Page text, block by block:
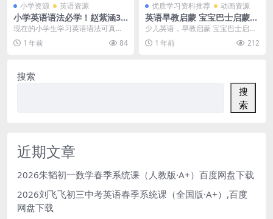
小学资源 英语资源
小学英语语法必学！赵紫涵30
讲视频+讲义网盘下载
现在的小学生学习英语语法可真是
越来越方便了！像《小学语法大全
（小高年级必学）》这...
1 年前 84
优质学习资料推荐 动画资源
英语早教启蒙 宝宝巴士启蒙音
乐剧之汽车家族英文版（适合
3-7岁）百度网盘下载
少儿英语，早教启蒙 宝宝巴士启蒙
音乐剧之汽车家族英文版（适合3-7
岁）百度网盘下...
1 年前 212
搜索
搜
索
近期文章
2026朱韬初一数学春季系统课（人教版·A+）百度网盘下载
2026刘飞飞初三中考英语春季系统课（全国版·A+）,百度
网盘下载